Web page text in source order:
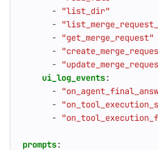
-
"list_dir"
-
-
"get_merge_request"
-
-
ui_log_events:
-
-
-
prompts: